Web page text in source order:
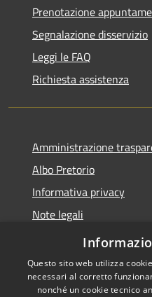
Prenotazione
Segnalazione disservizio
Leggi le FAQ
Richiesta assistenza
Amministrazione
Albo Pretorio
Informativa privacy
Note legali
Dichiarazione di
Questo sito web utilizza
necessari al corretto
nonché un cookie tecnico